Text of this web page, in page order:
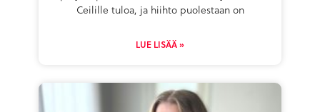
Ceilille tuloa, ja hiihto puolestaan on
LUE LISÄÄ »